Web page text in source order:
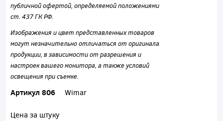
публичной офертой, определяемой положениями
ст. 437 ГК РФ.
Изображения и цвет представленных товаров
могут незначительно отличаться от оригинала
продукции, в зависимости от разрешения и
настроек вашего монитора, а также условий
освещения при съемке.
Артикул 806 Wimar
Цена за штуку